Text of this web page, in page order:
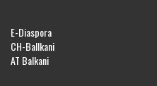
E-Diaspora
CH-Ballkani
AT Balkani